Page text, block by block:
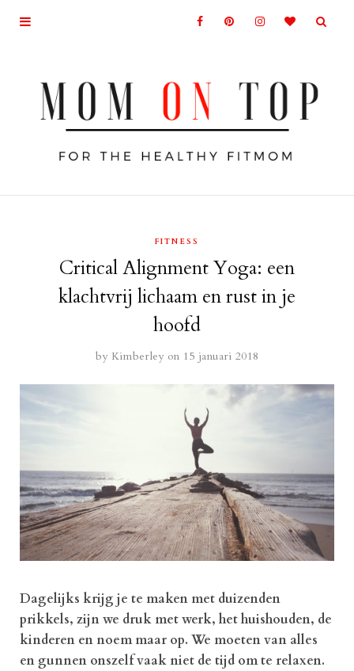
FITNESS
Critical Alignment Yoga: een
klachtvrij lichaam en rust in je
hoofd
by Kimberley on 15 januari 2018
Dagelijks krijg je te maken met duizenden
prikkels, zijn we druk met werk, het huishouden, de
kinderen en noem maar op. We moeten van alles
en gunnen onszelf vaak niet de tijd om te relaxen.